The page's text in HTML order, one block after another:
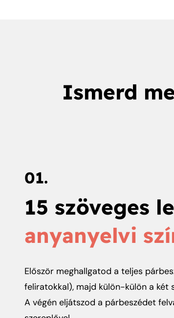
Ismerd
01.
15 szöveges
anyanyelvi
Először meghallgatod a teljes
feliratokkal), majd külön-külön a
A végén eljátszod a párbeszédet